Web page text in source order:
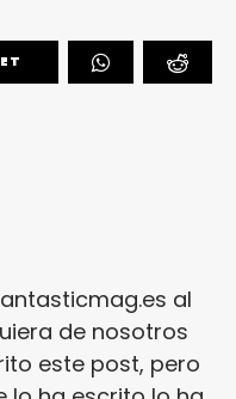
al
de nosotros
este post, pero